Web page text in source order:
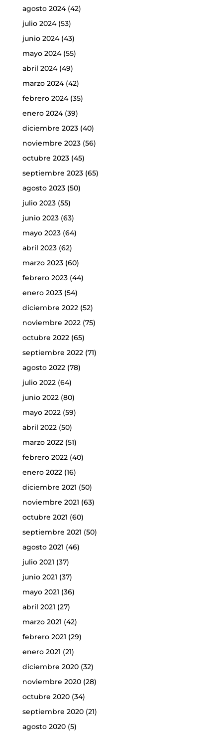
agosto 2024(42)
julio 2024(53)
junio 2024(43)
mayo 2024(55)
abril 2024(49)
marzo 2024(42)
febrero 2024(35)
enero 2024(39)
diciembre 2023(40)
noviembre 2023(56)
octubre 2023(45)
septiembre 2023(65)
agosto 2023(50)
julio 2023(55)
junio 2023(63)
mayo 2023(64)
abril 2023(62)
marzo 2023(60)
febrero 2023(44)
enero 2023(54)
diciembre 2022(52)
noviembre 2022(75)
octubre 2022(65)
septiembre 2022(71)
agosto 2022(78)
julio 2022(64)
junio 2022(80)
mayo 2022(59)
abril 2022(50)
marzo 2022(51)
febrero 2022(40)
enero 2022(16)
diciembre 2021 (50)
noviembre 2021 (63)
octubre 2021 (60)
septiembre 2021 (50)
agosto 2021 (46)
julio 2021 (37)
junio 2021 (37)
mayo 2021 (36)
abril 2021 (27)
marzo 2021 (42)
febrero 2021 (29)
enero 2021 (21)
diciembre 2020(32)
noviembre 2020(28)
octubre 2020(34)
septiembre 2020(21)
agosto 2020(5)